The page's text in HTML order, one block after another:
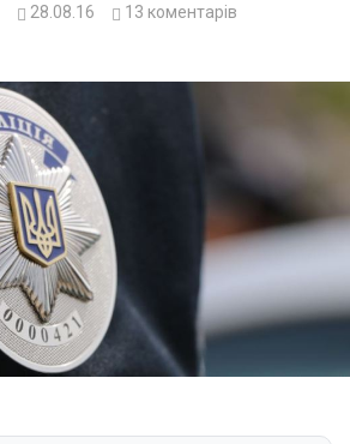
28.08.16 13 коментарів